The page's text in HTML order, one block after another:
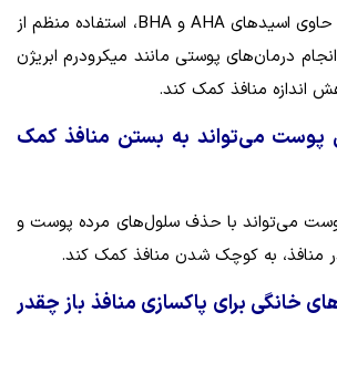
استفاده از محصولات حاوی اسیدهای AHA و BHA، استفاده منظم از
درمان‌های پوستی مانند میکرودرم ابریژن
اندازه منافذ کمک کند.
پوست می‌تواند به بستن منافذ کمک
می‌تواند با حذف سلول‌های مرده پوست و
منافذ، به کوچک شدن منافذ کمک کند.
خانگی برای پاکسازی منافذ باز چقدر